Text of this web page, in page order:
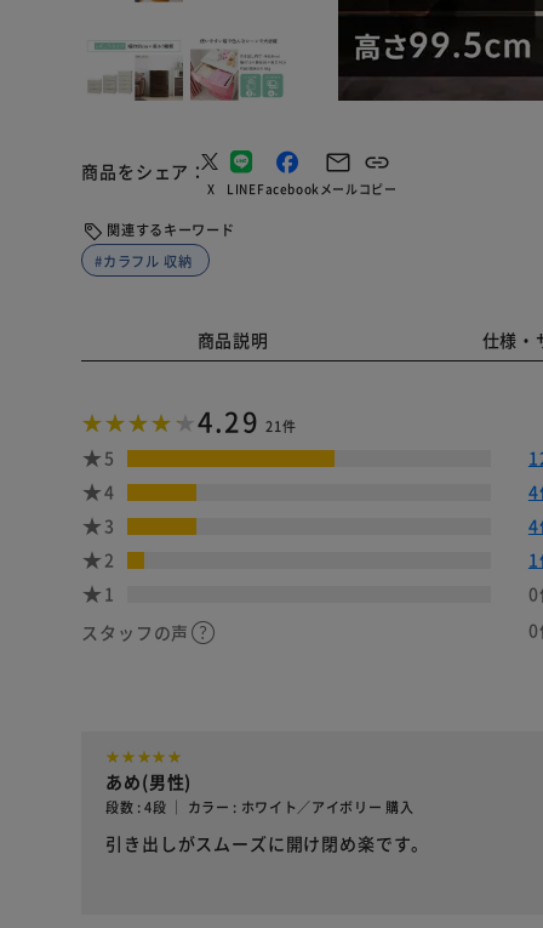
商品をシェア
X LINEFacebookメールコピー
関連するキーワード
#カラフル 収納
商品説明 仕様・
4.29 21件
5
4
4
3
4
2
1
スタッフの声
あめ(男性)
段数 : 4段 ｜ カラー : ホワイト／アイボリー 購入
引き出しがスムーズに開け閉め楽です。